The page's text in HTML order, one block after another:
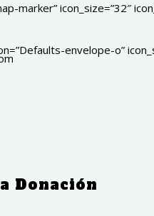
marker” icon_size=”32″
envelope-o”
Donación